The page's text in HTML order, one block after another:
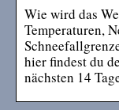
Wie wird das
Temperaturen,
hier findest du
nächsten 14